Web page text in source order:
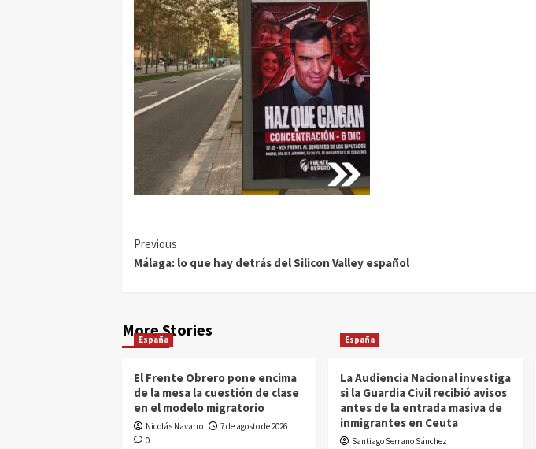
Previous
Málaga: lo que hay detrás del Silicon Valley español
More Stories
España
El Frente Obrero pone encima
de la mesa la cuestión de clase
en el modelo migratorio
Nicolás Navarro
7 de agosto de 2026
0
España
La Audiencia Nacional investiga
si la Guardia Civil recibió avisos
antes de la entrada masiva de
inmigrantes en Ceuta
Santiago Serrano Sánchez